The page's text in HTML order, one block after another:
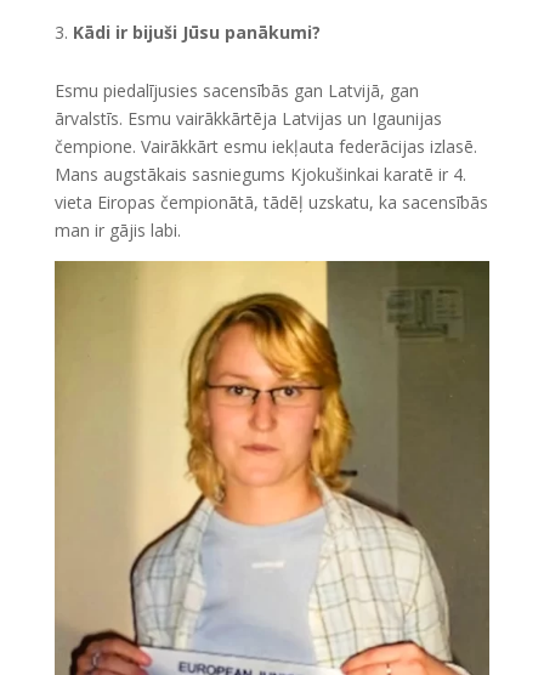
Kādi ir bijuši Jūsu panākumi?
Esmu piedalījusies sacensībās gan Latvijā, gan
ārvalstīs. Esmu vairākkārtēja Latvijas un Igaunijas
čempione. Vairākkārt esmu iekļauta federācijas izlasē.
Mans augstākais sasniegums Kjokušinkai karatē ir 4.
vieta Eiropas čempionātā, tādēļ uzskatu, ka sacensībās
man ir gājis labi.